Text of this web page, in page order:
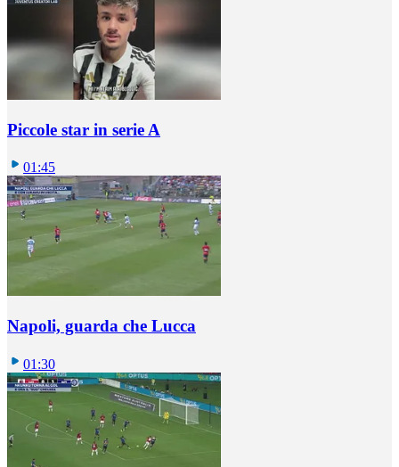
Piccole star in serie A
01:45
Napoli, guarda che Lucca
01:30